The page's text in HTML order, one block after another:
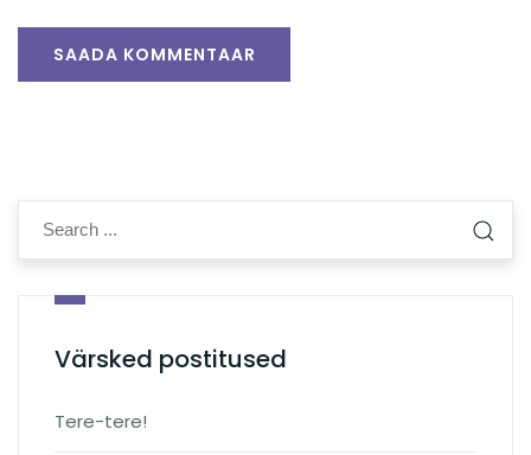
Värsked postitused
Tere-tere!